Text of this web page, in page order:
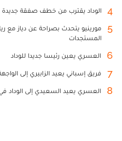
4 الوداد يقترب من خطف صفقة جديدة
5
مورينيو يتحدث بصراحة عن دياز مع
المستجدات
6 العسري يعين رئيسا جديدا للوداد
7 فريق إسباني يعيد الزابيري إلى
8 العسري يعيد السعيدي إلى الوداد